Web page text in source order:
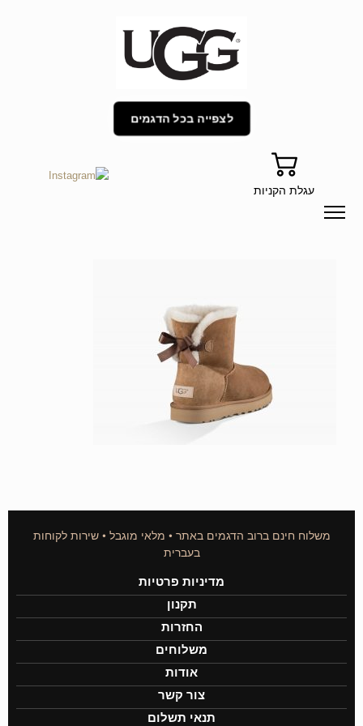
לצפייה בכל הדגמים
עגלת הקניות
משלוח חינם ברוב הדגמים באתר • מלאי מוגבל • שירות לקוחות
בעברית
מדיניות פרטיות
תקנון
החזרות
משלוחים
אודות
צור קשר
תנאי תשלום